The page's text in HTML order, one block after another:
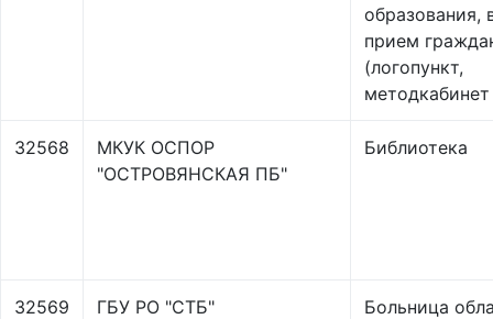
образования,
прием
(логопункт,
32568
МКУК ОСПОР
"ОСТРОВЯНСКАЯ ПБ"
Библиотека
32569 ГБУ РО "СТБ"
Больница